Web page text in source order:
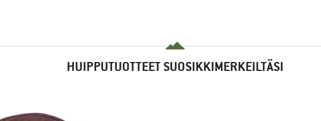
HUIPPUTUOTTEET SUOSIKKIMERKEILTÄSI